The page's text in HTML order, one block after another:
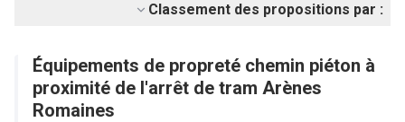
Classement des propositions par :
Équipements de propreté chemin piéton à
proximité de l'arrêt de tram Arènes
Romaines